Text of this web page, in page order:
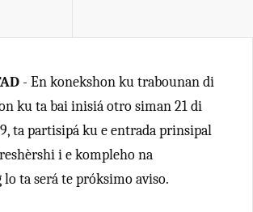
- En konekshon ku trabounan di
ku ta bai inisiá otro siman 21 di
ta partisipá ku e entrada prinsipal
i e kompleho na
ta será te próksimo aviso.